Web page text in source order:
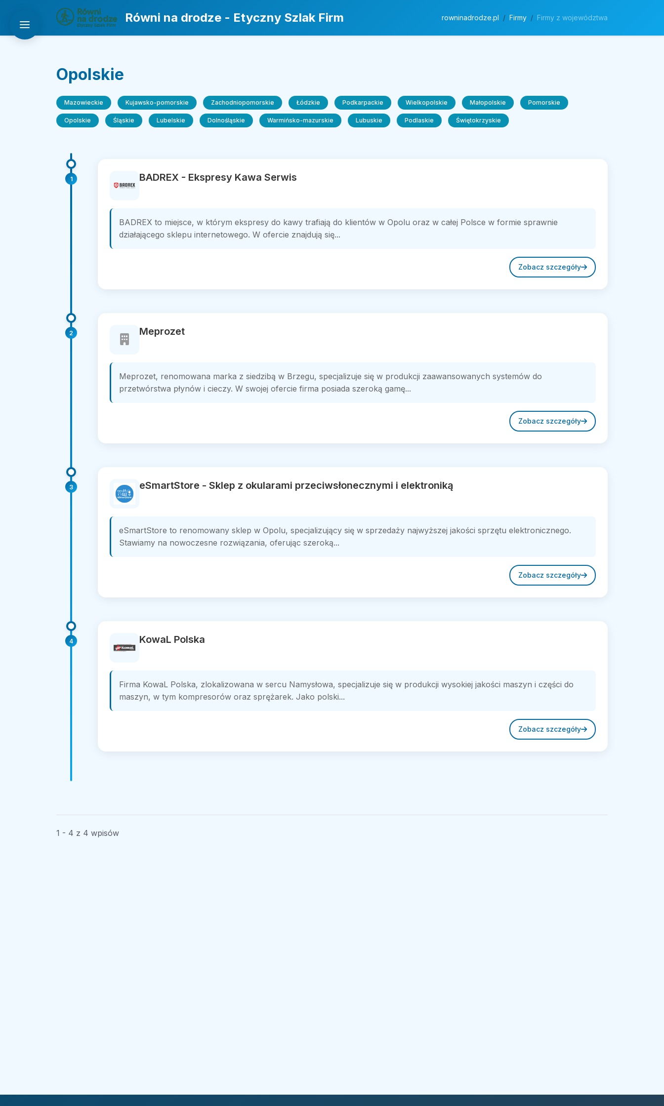
Równi na drodze - Etyczny Szlak Firm rowninadrodze.pl Firmy Firmy z województwa
Opolskie
Mazowieckie Kujawsko-pomorskie Zachodniopomorskie Łódzkie Podkarpackie Wielkopolskie Małopolskie Pomorskie
Opolskie Śląskie Lubelskie Dolnośląskie Warmińsko-mazurskie Lubuskie Podlaskie Świętokrzyskie
1 BADREX - Ekspresy Kawa Serwis
BADREX to miejsce, w którym ekspresy do kawy trafiają do klientów w Opolu oraz w całej Polsce w formie sprawnie
działającego sklepu internetowego. W ofercie znajdują się...
Zobacz szczegóły
2 Meprozet
Meprozet, renomowana marka z siedzibą w Brzegu, specjalizuje się w produkcji zaawansowanych systemów do
przetwórstwa płynów i cieczy. W swojej ofercie firma posiada szeroką gamę...
Zobacz szczegóły
3 eSmartStore - Sklep z okularami przeciwsłonecznymi i elektroniką
eSmartStore to renomowany sklep w Opolu, specjalizujący się w sprzedaży najwyższej jakości sprzętu elektronicznego.
Stawiamy na nowoczesne rozwiązania, oferując szeroką...
Zobacz szczegóły
4 KowaL Polska
Firma KowaL Polska, zlokalizowana w sercu Namysłowa, specjalizuje się w produkcji wysokiej jakości maszyn i części do
maszyn, w tym kompresorów oraz sprężarek. Jako polski...
Zobacz szczegóły
1 - 4 z 4 wpisów